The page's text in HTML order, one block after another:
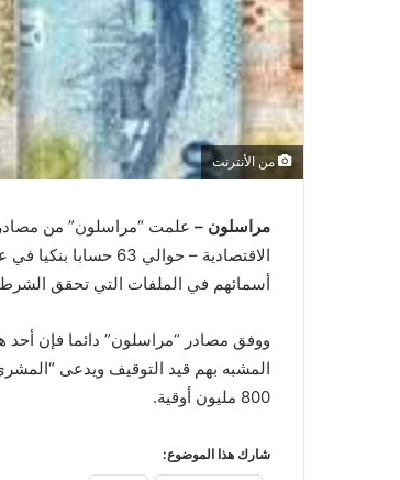
من الأنترنت
مراسلون – علمت “مراسلون” من
الاقتصادية – حوالي
أسمائهم في الملفات التي تحقق
ووفق مصادر “مراسلون” دائما فإن أحد
المشبه بهم قيد التوقيف ويدعى
800 مليون أوقية.
شارك هذا الموضوع: